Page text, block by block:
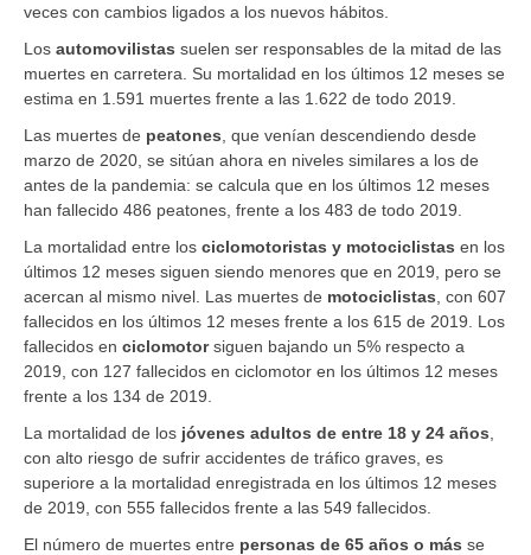
veces con cambios ligados a los nuevos hábitos.
Los automovilistas suelen ser responsables de la mitad de las
muertes en carretera. Su mortalidad en los últimos 12 meses se
estima en 1.591 muertes frente a las 1.622 de todo 2019.
Las muertes de peatones , que venían descendiendo desde
marzo de 2020, se sitúan ahora en niveles similares a los de
antes de la pandemia: se calcula que en los últimos 12 meses
han fallecido 486 peatones, frente a los 483 de todo 2019.
La mortalidad entre los ciclomotoristas y motociclistas en los
últimos 12 meses siguen siendo menores que en 2019, pero se
acercan al mismo nivel. Las muertes de motociclistas , con 607
fallecidos en los últimos 12 meses frente a los 615 de 2019. Los
fallecidos en ciclomotor siguen bajando un 5% respecto a
2019, con 127 fallecidos en ciclomotor en los últimos 12 meses
frente a los 134 de 2019.
La mortalidad de los jóvenes adultos de entre 18 y 24 años
con alto riesgo de sufrir accidentes de tráfico graves, es
superiore a la mortalidad enregistrada en los últimos 12 meses
de 2019, con 555 fallecidos frente a las 549 fallecidos.
El número de muertes entre personas de 65 años o más se